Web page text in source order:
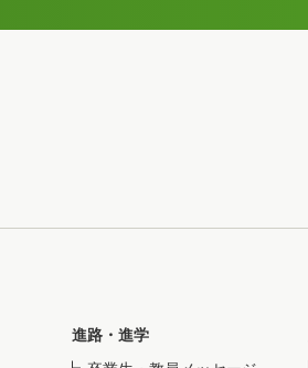
進路・進学